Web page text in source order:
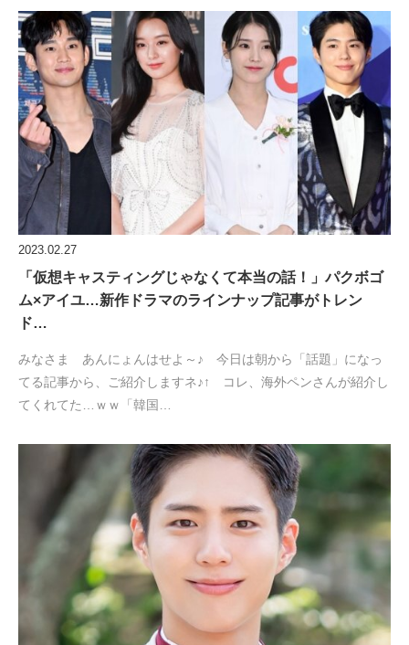
2023.02.27
「仮想キャスティングじゃなくて本当の話！」パクボゴ
ム×アイユ…新作ドラマのラインナップ記事がトレン
ド…
みなさま あんにょんはせよ～♪ 今日は朝から「話題」になっ
てる記事から、ご紹介しますネ♪↑ コレ、海外ペンさんが紹介し
てくれてた…ｗｗ「韓国…